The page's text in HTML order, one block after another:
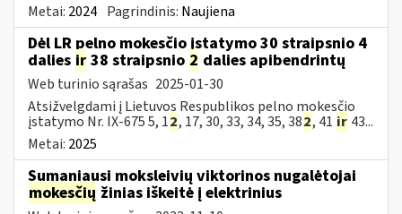
Metai: 2024 Pagrindinis: Naujiena
Dėl LR pelno mokesčio įstatymo 30 straipsnio 4
dalies ir 38 straipsnio 2 dalies apibendrintų
Web turinio sąrašas 2025-01-30
Atsižvelgdami į Lietuvos Respublikos pelno mokesčio
įstatymo Nr. IX-675 5, 12, 17, 30, 33, 34, 35, 382, 41 ir 43...
Metai: 2025
Sumaniausi moksleivių viktorinos nugalėtojai
mokesčių žinias iškeitė į elektrinius